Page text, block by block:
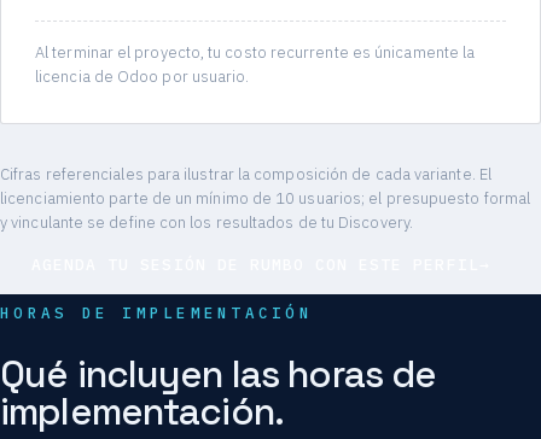
Al terminar el proyecto, tu costo recurrente es únicamente la
licencia de Odoo por usuario.
Cifras referenciales para ilustrar la composición de cada variante. El
licenciamiento parte de un mínimo de 10 usuarios; el presupuesto formal
y vinculante se define con los resultados de tu Discovery.
HORAS DE IMPLEMENTACIÓN
Qué incluyen las horas de
implementación.